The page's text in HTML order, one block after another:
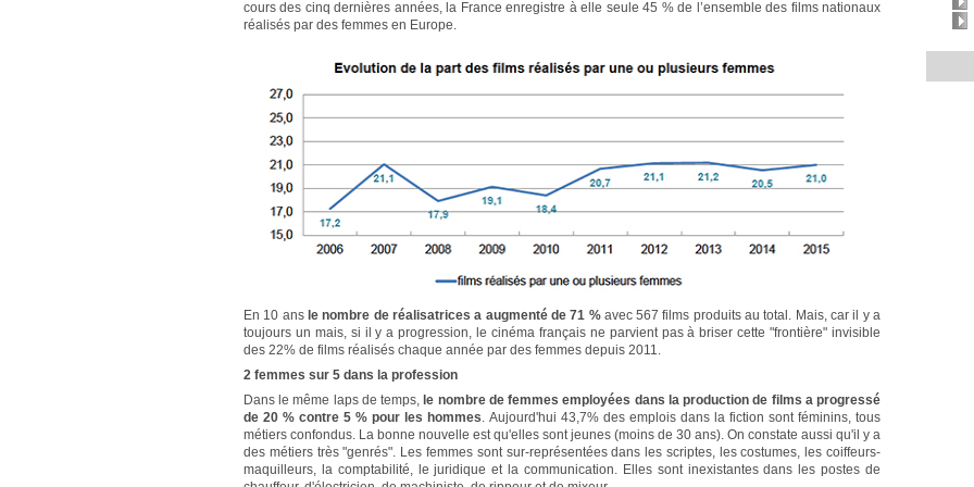
cours des cinq dernières années, la France enregistre à elle seule 45 % de l’ensemble des films nationaux
réalisés par des femmes en Europe.
En 10 ans le nombre de réalisatrices a augmenté de 71 %avec 567 films produits au total. Mais, car il y a
toujours un mais, si il y a progression, le cinéma français ne parvient pas à briser cette "frontière" invisible
des 22% de films réalisés chaque année par des femmes depuis 2011.
2 femmes sur 5 dans la profession
Dans le même laps de temps, le nombre de femmes employées dans la production de films a progressé
de 20 % contre 5 % pour les hommes. Aujourd'hui 43,7% des emplois dans la fiction sont féminins, tous
métiers confondus. La bonne nouvelle est qu'elles sont jeunes (moins de 30 ans). On constate aussi qu'il y a
des métiers très "genrés". Les femmes sont sur-représentées dans les scriptes, les costumes, les coiffeurs-
maquilleurs, la comptabilité, le juridique et la communication. Elles sont inexistantes dans les postes de